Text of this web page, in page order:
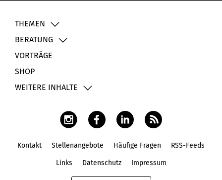
THEMEN
BERATUNG
VORTRÄGE
SHOP
WEITERE INHALTE
Kontakt Stellenangebote Häufige Fragen RSS-Feeds
Links Datenschutz Impressum